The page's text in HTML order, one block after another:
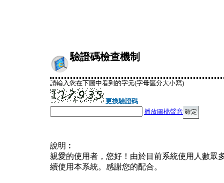
驗證碼檢查機制
請輸入您在下圖中看到的字元(字母區分大小寫)
更換驗證碼
播放圖檔聲音
說明︰
親愛的使用者，您好！由於目前系統使用人數眾
續使用本系統。感謝您的配合。